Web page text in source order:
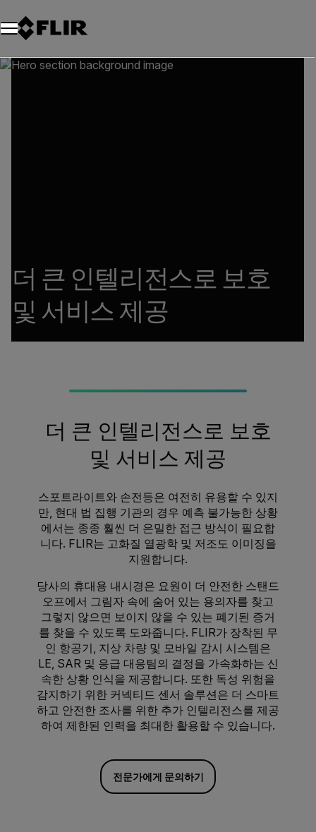
더 큰 인텔리전스로 보호
및 서비스 제공
더 큰 인텔리전스로 보호
및 서비스 제공
스포트라이트와 손전등은 여전히 유용할 수 있지
만, 현대 법 집행 기관의 경우 예측 불가능한 상황
에서는 종종 훨씬 더 은밀한 접근 방식이 필요합
니다. FLIR는 고화질 열광학 및 저조도 이미징을
지원합니다.
당사의 휴대용 내시경은 요원이 더 안전한 스탠드
오프에서 그림자 속에 숨어 있는 용의자를 찾고
그렇지 않으면 보이지 않을 수 있는 폐기된 증거
를 찾을 수 있도록 도와줍니다. FLIR가 장착된 무
인 항공기, 지상 차량 및 모바일 감시 시스템은
LE, SAR 및 응급 대응팀의 결정을 가속화하는 신
속한 상황 인식을 제공합니다. 또한 독성 위험을
감지하기 위한 커넥티드 센서 솔루션은 더 스마트
하고 안전한 조사를 위한 추가 인텔리전스를 제공
하여 제한된 인력을 최대한 활용할 수 있습니다.
전문가에게 문의하기